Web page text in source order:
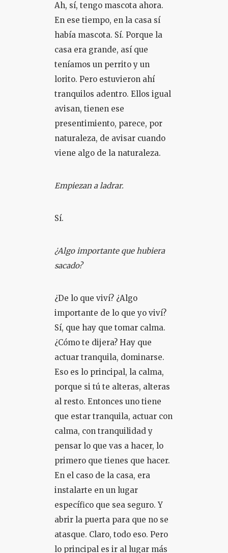
Ah, sí, tengo mascota ahora.
En ese tiempo, en la casa sí
había mascota. Sí. Porque la
casa era grande, así que
teníamos un perrito y un
lorito. Pero estuvieron ahí
tranquilos adentro. Ellos igual
avisan, tienen ese
presentimiento, parece, por
naturaleza, de avisar cuando
viene algo de la naturaleza.
Empiezan a ladrar.
Sí.
¿Algo importante que hubiera
sacado?
¿De lo que viví? ¿Algo
importante de lo que yo viví?
Sí, que hay que tomar calma.
¿Cómo te dijera? Hay que
actuar tranquila, dominarse.
Eso es lo principal, la calma,
porque si tú te alteras, alteras
al resto. Entonces uno tiene
que estar tranquila, actuar con
calma, con tranquilidad y
pensar lo que vas a hacer, lo
primero que tienes que hacer.
En el caso de la casa, era
instalarte en un lugar
específico que sea seguro. Y
abrir la puerta para que no se
atasque. Claro, todo eso. Pero
lo principal es ir al lugar más